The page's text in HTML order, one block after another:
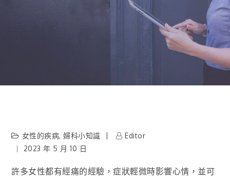
女性的疾病,婦科小知識
Editor
2023 年 5 月 10 日
許多女性都有經痛的經驗，症狀輕微時影響心情，並可